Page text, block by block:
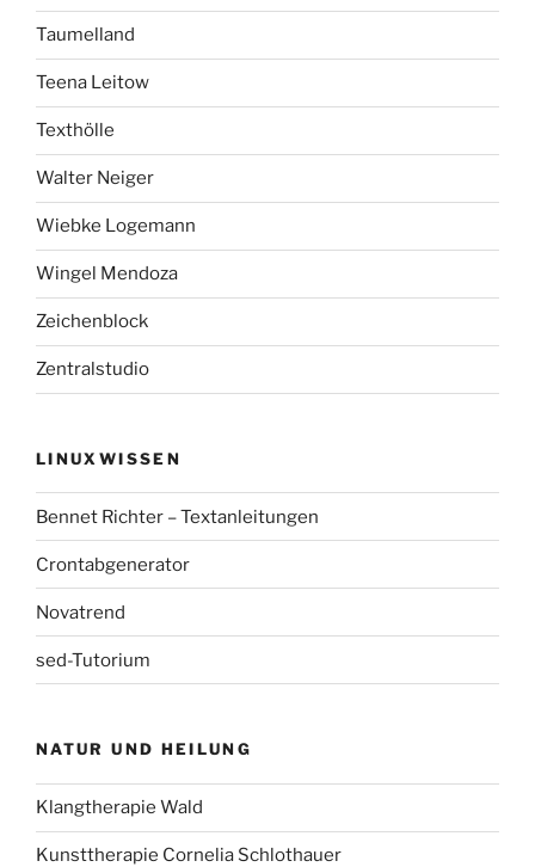
Taumelland
Teena Leitow
Texthölle
Walter Neiger
Wiebke Logemann
Wingel Mendoza
Zeichenblock
Zentralstudio
LINUXWISSEN
Bennet Richter – Textanleitungen
Crontabgenerator
Novatrend
sed-Tutorium
NATUR UND HEILUNG
Klangtherapie Wald
Kunsttherapie Cornelia Schlothauer